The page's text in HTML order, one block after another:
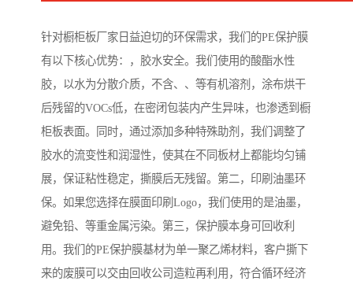
针对橱柜板厂家日益迫切的环保需求，我们的PE保护膜
有以下核心优势：，胶水安全。我们使用的酸酯水性
胶，以水为分散介质，不含、、等有机溶剂，涂布烘干
后残留的VOCs低，在密闭包装内产生异味，也渗透到橱
柜板表面。同时，通过添加多种特殊助剂，我们调整了
胶水的流变性和润湿性，使其在不同板材上都能均匀铺
展，保证粘性稳定，撕膜后无残留。第二，印刷油墨环
保。如果您选择在膜面印刷Logo，我们使用的是油墨，
避免铅、等重金属污染。第三，保护膜本身可回收利
用。我们的PE保护膜基材为单一聚乙烯材料，客户撕下
来的废膜可以交由回收公司造粒再利用，符合循环经济